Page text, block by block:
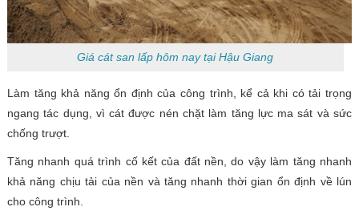
Giá cát san lấp hôm nay tại Hậu Giang
Làm tăng khả năng ổn định của công trình, kể cả khi có tải trọng
ngang tác dụng, vì cát được nén chặt làm tăng lực ma sát và sức
chống trượt.
Tăng nhanh quá trình cố kết của đất nền, do vậy làm tăng nhanh
khả năng chịu tải của nền và tăng nhanh thời gian ổn định về lún
cho công trình.